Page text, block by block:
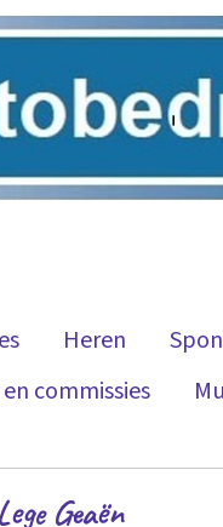
Heren
commissies
Geaën